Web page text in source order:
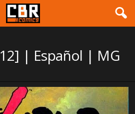
| Español | MG